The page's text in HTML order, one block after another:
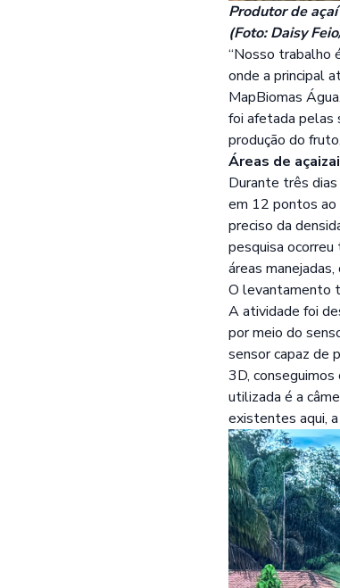
Produtor de
(Foto: Daisy
“Nosso trabalho
onde a principal
MapBiomas
foi afetada pelas
produção do
Áreas de
Durante três
em 12 pontos ao
preciso da
pesquisa ocorreu
áreas
O levantamento
A atividade foi
por meio do
sensor capaz de
3D,
utilizada é a
existentes aqui,